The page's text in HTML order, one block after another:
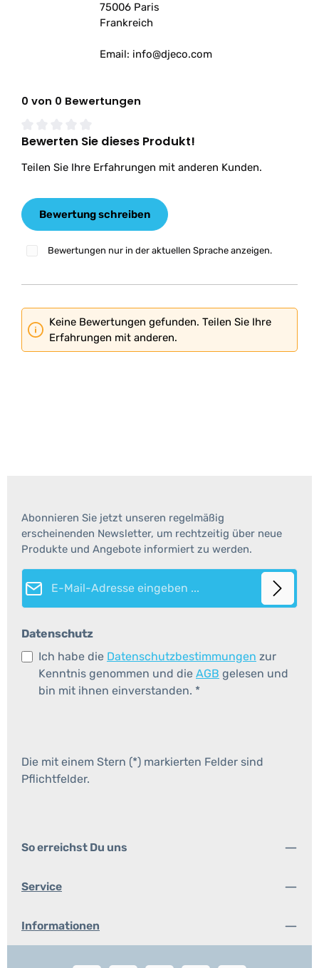
75006 Paris
Frankreich
Email: info@djeco.com
0 von 0 Bewertungen
Durchschnittliche Bewertung von 0 von 5 Sternen
Bewerten Sie dieses Produkt!
Teilen Sie Ihre Erfahrungen mit anderen Kunden.
Bewertung schreiben
Bewertungen nur in der aktuellen Sprache anzeigen.
Keine Bewertungen gefunden. Teilen Sie Ihre
Erfahrungen mit anderen.
Abonnieren Sie jetzt unseren regelmäßig
erscheinenden Newsletter, um rechtzeitig über neue
Produkte und Angebote informiert zu werden.
E-Mail-Adresse*
Datenschutz
Ich habe die Datenschutzbestimmungen zur
Kenntnis genommen und die AGB gelesen und
bin mit ihnen einverstanden. *
Die mit einem Stern (*) markierten Felder sind
Pflichtfelder.
So erreichst Du uns
Service
Informationen